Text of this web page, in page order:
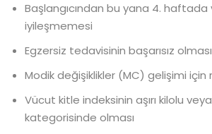
Başlangıcından bu yana 4.
iyileşmemesi
Egzersiz tedavisinin başarısız olması
Modik değişiklikler (MC) gelişimi için
Vücut kitle indeksinin aşırı kilolu
kategorisinde olması